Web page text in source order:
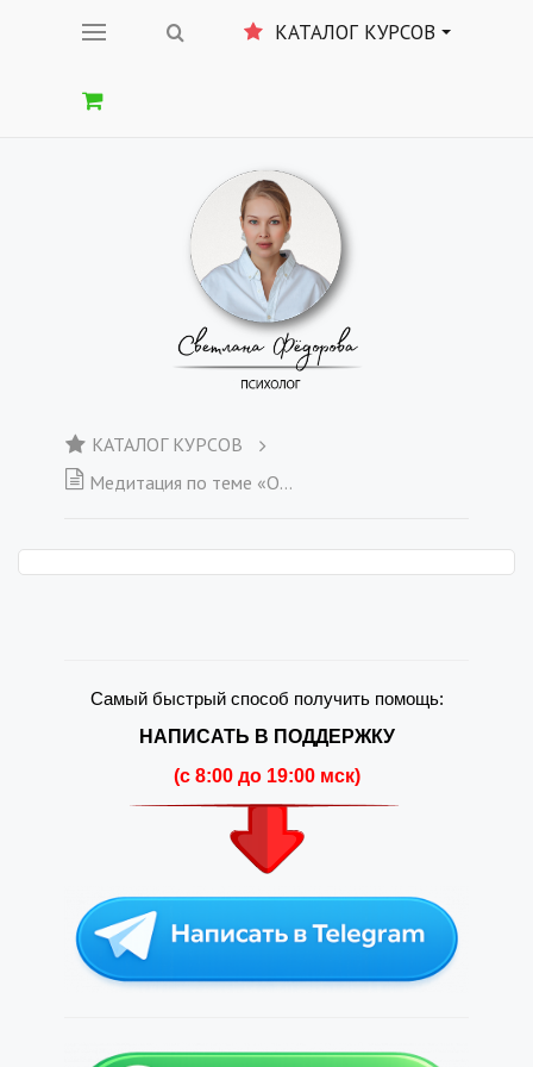
КАТАЛОГ КУРСОВ
КАТАЛОГ КУРСОВ
Медитация по теме «ОКРУЖЕНИЕ» + Еженедельный отчет
Самый быстрый способ получить помощь:
НАПИСАТЬ В ПОДДЕРЖКУ
(c 8:00 до 19:00 мск)